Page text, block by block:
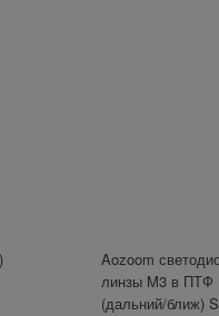
Aozoom
линзы M3 в ПТФ
(дальний/ближ)